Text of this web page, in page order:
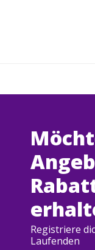
Registriere
Laufenden